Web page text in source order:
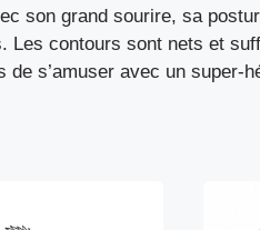
son grand sourire, sa
Les contours sont nets et
s’amuser avec un super-